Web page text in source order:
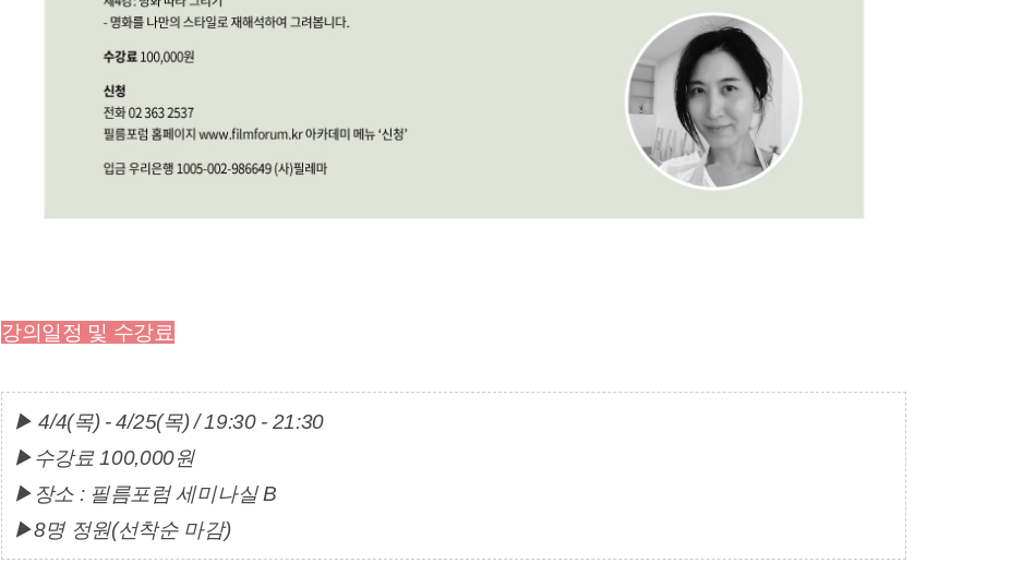
강의일정 및 수강료
▶ 4/4(목) - 4/25(목) / 19:30 - 21:30
▶수강료 100,000원
▶장소 : 필름포럼 세미나실 B
▶8명 정원(선착순 마감)